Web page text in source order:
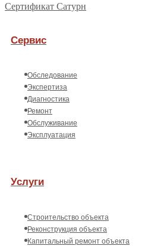
Сертификат Сатурн
Сервис
Обследование
Экспертиза
Диагностика
Ремонт
Обслуживание
Эксплуатация
Услуги
Строительство объекта
Реконструкция объекта
Капитальный ремонт объекта